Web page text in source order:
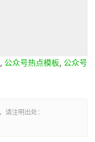
, 公众号热点模板, 公众号
请注明出处：